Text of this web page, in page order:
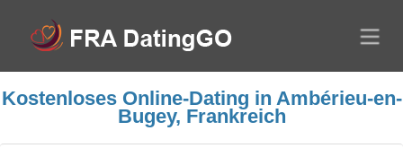
Kostenloses Online-Dating in Ambérieu-en-
Bugey, Frankreich